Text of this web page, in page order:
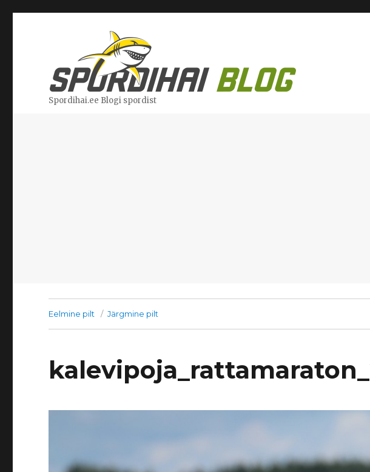
Spordihai.ee Blogi spordist
Eelmine pilt Järgmine pilt